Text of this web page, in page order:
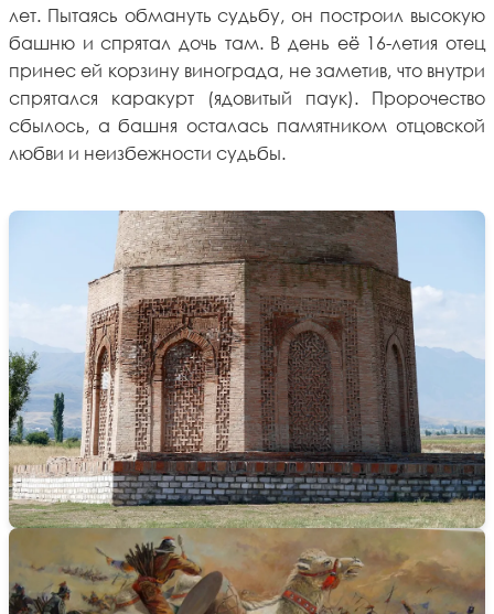
лет. Пытаясь обмануть судьбу, он построил высокую
башню и спрятал дочь там. В день её 16-летия отец
принес ей корзину винограда, не заметив, что внутри
спрятался каракурт (ядовитый паук). Пророчество
сбылось, а башня осталась памятником отцовской
любви и неизбежности судьбы.